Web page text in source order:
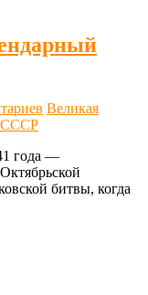
Великая
СССР
года —
битвы, когда